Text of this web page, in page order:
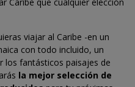
viajar al Caribe -en un
con todo incluido, un
los fantásticos paisajes de
la mejor selección de